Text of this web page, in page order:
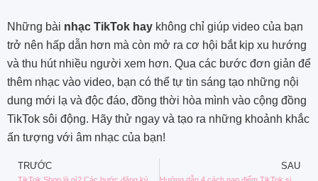
Những bài nhạc TikTok hay không chỉ giúp video của bạn
trở nên hấp dẫn hơn mà còn mở ra cơ hội bắt kịp xu hướng
và thu hút nhiều người xem hơn. Qua các bước đơn giản để
thêm nhạc vào video, bạn có thể tự tin sáng tạo những nội
dung mới lạ và độc đáo, đồng thời hòa mình vào cộng đồng
TikTok sôi động. Hãy thử ngay và tạo ra những khoảnh khắc
ấn tượng với âm nhạc của bạn!
TRƯỚC SAU